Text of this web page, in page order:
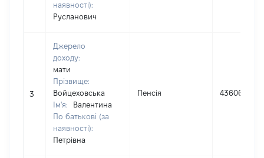
наявності):
Русланович
3
Джерело
доходу:
мати
Прізвище:
Войцеховська
Ім'я:
Валентина
По батькові (за
наявності):
Петрівна
Пенсія 43606